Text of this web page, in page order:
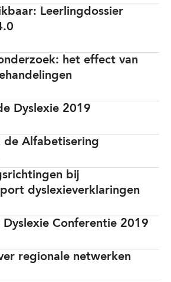
Leerlingdossier
het effect van
Dyslexie 2019
de Alfabetisering
bij
dyslexieverklaringen
Conferentie 2019
regionale netwerken